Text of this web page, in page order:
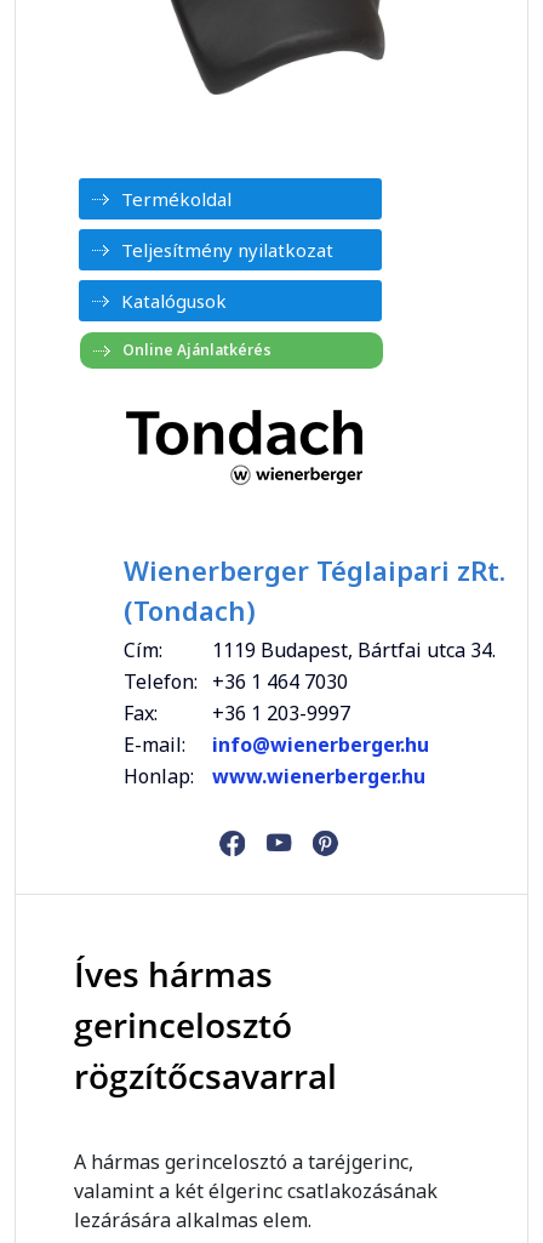
Termékoldal
Teljesítmény nyilatkozat
Katalógusok
Wienerberger Téglaipari zRt.
(Tondach)
Cím:
1119 Budapest, Bártfai utca 34.
Telefon:
+36 1 464 7030
Fax:
+36 1 203-9997
E-mail:
info@wienerberger.hu
Honlap:
www.wienerberger.hu
Íves hármas
gerincelosztó
rögzítőcsavarral
A hármas gerincelosztó a taréjgerinc,
valamint a két élgerinc csatlakozásának
lezárására alkalmas elem.